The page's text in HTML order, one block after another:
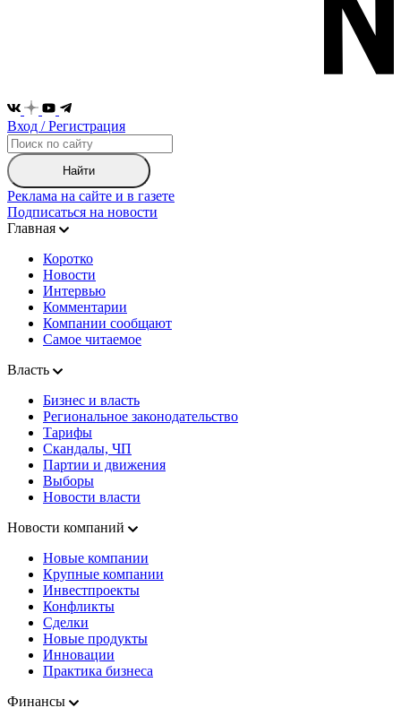
Вход / Регистрация
Найти
Реклама на сайте и в газете
Подписаться на новости
Главная
Коротко
Новости
Интервью
Комментарии
Компании сообщают
Самое читаемое
Власть
Бизнес и власть
Региональное законодательство
Тарифы
Скандалы, ЧП
Партии и движения
Выборы
Новости власти
Новости компаний
Новые компании
Крупные компании
Инвестпроекты
Конфликты
Сделки
Новые продукты
Инновации
Практика бизнеса
Финансы